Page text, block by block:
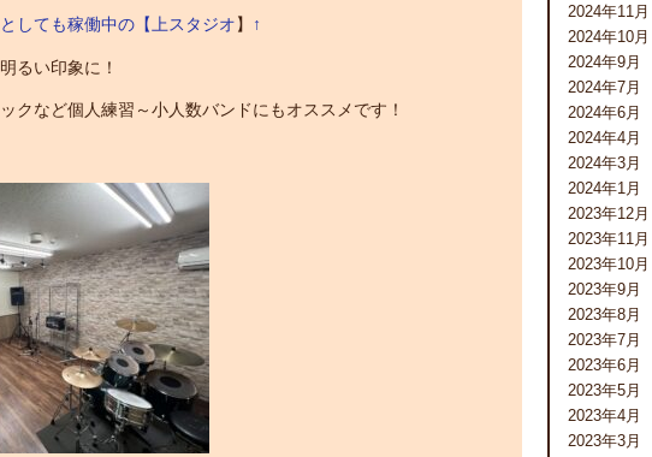
しても稼働中の【上スタジオ】 ↑
るい印象に！
クなど個人練習～小人数バンドにもオススメです！
2024年11月
2024年10月
2024年9月
2024年7月
2024年6月
2024年4月
2024年3月
2024年1月
2023年12月
2023年11月
2023年10月
2023年9月
2023年8月
2023年7月
2023年6月
2023年5月
2023年4月
2023年3月